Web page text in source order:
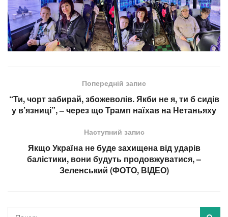
Попередній запис
“Ти, чорт забирай, збожеволів. Якби не я, ти б сидів
у в’язниці”, – через що Трамп наїхав на Нетаньяху
Наступний запис
Якщо Україна не буде захищена від ударів
балістики, вони будуть продовжуватися, –
Зеленський (ФОТО, ВІДЕО)